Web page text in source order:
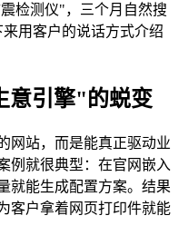
检测仪"，三个月自然搜
用客户的说话方式介绍
意引擎"的蜕变
网站，而是能真正驱动业
例就很典型：在官网嵌入
就能生成配置方案。结果
客户拿着网页打印件就能